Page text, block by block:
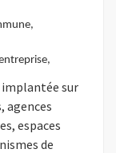
,
sur
agences
espaces
de